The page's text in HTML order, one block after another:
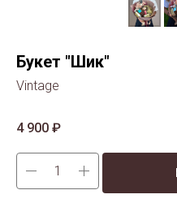
Букет "Шик"
Vintage
4 900 ₽